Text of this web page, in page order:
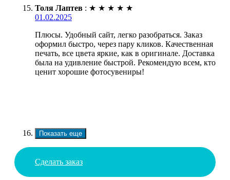
Толя Лаптев : ★ ★ ★ ★ ★
01.02.2025
Плюсы. Удобный сайт, легко разобраться. Заказ
оформил быстро, через пару кликов. Качественная
печать, все цвета яркие, как в оригинале. Доставка
была на удивление быстрой. Рекомендую всем, кто
ценит хорошие фотосувениры!
Показать еще
Сделать заказ